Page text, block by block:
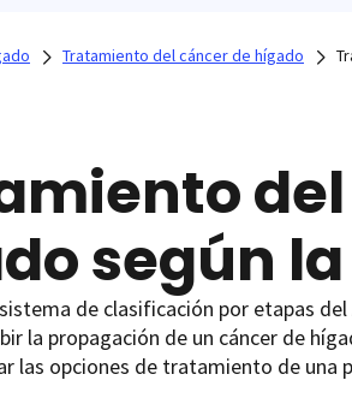
Tratamiento del cáncer de hígado
según
de clasificación por etapas del
la propagación de un cáncer de
las opciones de tratamiento de una